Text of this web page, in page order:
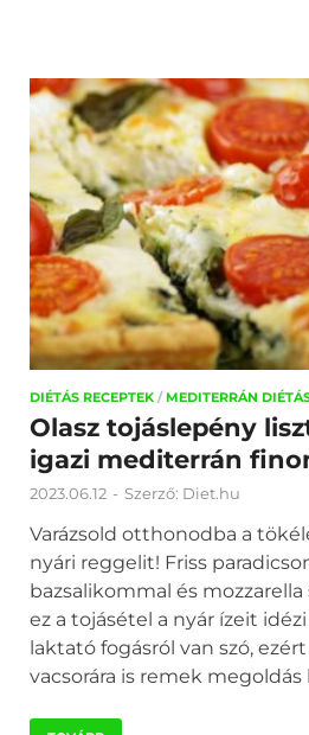
DIÉTÁS RECEPTEK / MEDITERRÁN
Olasz tojáslepény
igazi mediterrán
2023.06.12 - Szerző: Diet.hu
Varázsold otthonodba a
nyári reggelit! Friss
bazsalikommal és
ez a tojásétel a nyár ízeit
laktató fogásról van szó,
vacsorára is remek megoldás